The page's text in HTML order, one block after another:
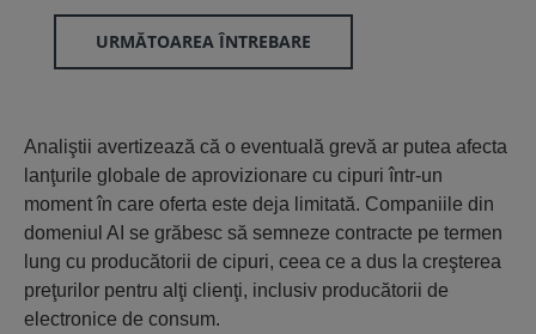
URMĂTOAREA ÎNTREBARE
Analiştii avertizează că o eventuală grevă ar putea afecta
lanţurile globale de aprovizionare cu cipuri într-un
moment în care oferta este deja limitată. Companiile din
domeniul AI se grăbesc să semneze contracte pe termen
lung cu producătorii de cipuri, ceea ce a dus la creşterea
preţurilor pentru alţi clienţi, inclusiv producătorii de
electronice de consum.